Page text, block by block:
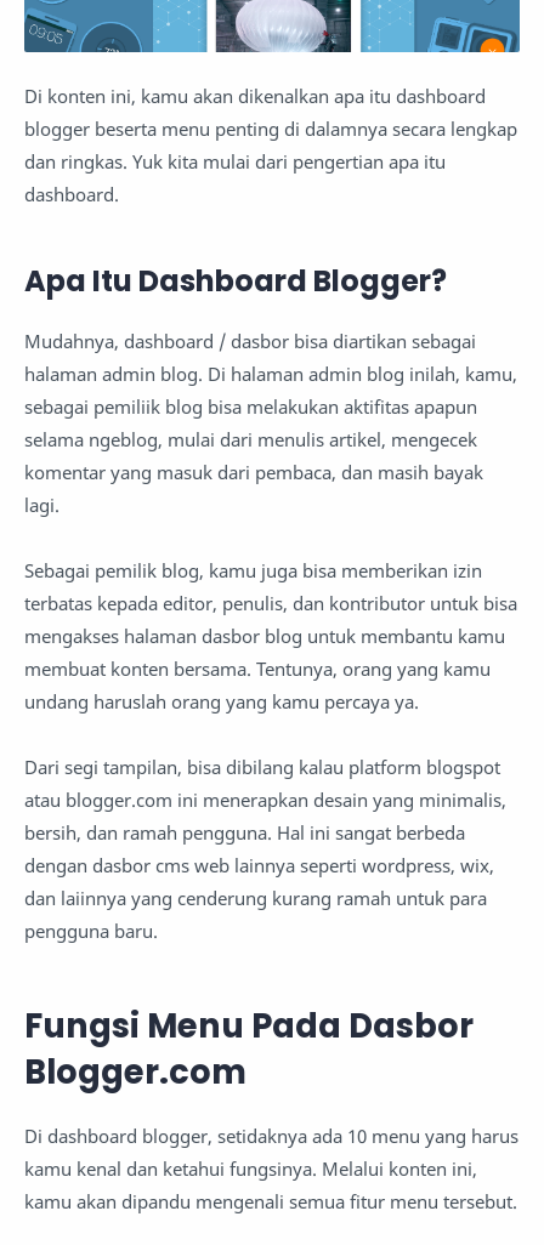
Di konten ini, kamu akan dikenalkan apa itu dashboard
blogger beserta menu penting di dalamnya secara lengkap
dan ringkas. Yuk kita mulai dari pengertian apa itu
dashboard.
Apa Itu Dashboard Blogger?
Mudahnya, dashboard / dasbor bisa diartikan sebagai
halaman admin blog. Di halaman admin blog inilah, kamu,
sebagai pemiliik blog bisa melakukan aktifitas apapun
selama ngeblog, mulai dari menulis artikel, mengecek
komentar yang masuk dari pembaca, dan masih bayak
lagi.
Sebagai pemilik blog, kamu juga bisa memberikan izin
terbatas kepada editor, penulis, dan kontributor untuk bisa
mengakses halaman dasbor blog untuk membantu kamu
membuat konten bersama. Tentunya, orang yang kamu
undang haruslah orang yang kamu percaya ya.
Dari segi tampilan, bisa dibilang kalau platform blogspot
atau blogger.com ini menerapkan desain yang minimalis,
bersih, dan ramah pengguna. Hal ini sangat berbeda
dengan dasbor cms web lainnya seperti wordpress, wix,
dan laiinnya yang cenderung kurang ramah untuk para
pengguna baru.
Fungsi Menu Pada Dasbor
Blogger.com
Di dashboard blogger, setidaknya ada 10 menu yang harus
kamu kenal dan ketahui fungsinya. Melalui konten ini,
kamu akan dipandu mengenali semua fitur menu tersebut.